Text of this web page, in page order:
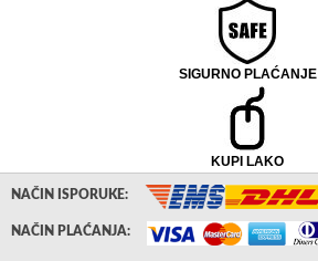
SIGURNO PLAĆANJE
KUPI LAKO
NAČIN ISPORUKE:
NAČIN PLAĆANJA: